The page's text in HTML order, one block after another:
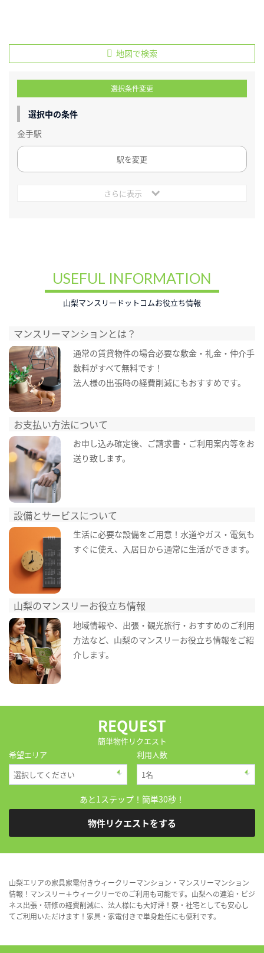
地図で検索
選択条件変更
選択中の条件
金手駅
駅を変更
さらに表示
USEFUL INFORMATION
山梨マンスリードットコムお役立ち情報
マンスリーマンションとは？
通常の賃貸物件の場合必要な敷金・礼金・仲介手
数料がすべて無料です！
法人様の出張時の経費削減にもおすすめです。
お支払い方法について
お申し込み確定後、ご請求書・ご利用案内等をお
送り致します。
設備とサービスについて
生活に必要な設備をご用意！水道やガス・電気も
すぐに使え、入居日から通常に生活ができます。
山梨のマンスリーお役立ち情報
地域情報や、出張・観光旅行・おすすめのご利用
方法など、山梨のマンスリーお役立ち情報をご紹
介します。
REQUEST
簡単物件リクエスト
希望エリア
利用人数
あと1ステップ！簡単30秒！
物件リクエストをする
山梨エリアの家具家電付きウィークリーマンション・マンスリーマンション
情報！マンスリー＋ウィークリーでのご利用も可能です。山梨への連泊・ビジ
ネス出張・研修の経費削減に、法人様にも大好評！寮・社宅としても安心し
てご利用いただけます！家具・家電付きで単身赴任にも便利です。